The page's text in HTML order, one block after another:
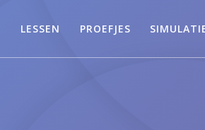
LESSEN PROEFJES